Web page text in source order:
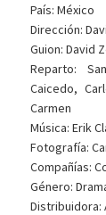
País: México
Dirección:
Guion: David
Reparto:
Caicedo,
Carmen
Música: Erik
Fotografía:
Compañías:
Género:
Distribuidora: